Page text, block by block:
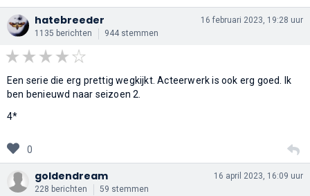
hatebreeder
1135 berichten 944 stemmen
16 februari 2023, 19:28 uur
Een serie die erg prettig wegkijkt. Acteerwerk is ook erg goed. Ik
ben benieuwd naar seizoen 2.
4*
0
goldendream
228 berichten 59 stemmen
16 april 2023, 16:09 uur